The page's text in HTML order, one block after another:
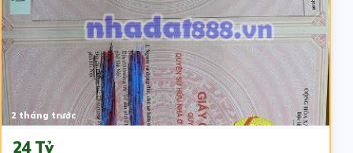
2 tháng trước
24 Tỷ